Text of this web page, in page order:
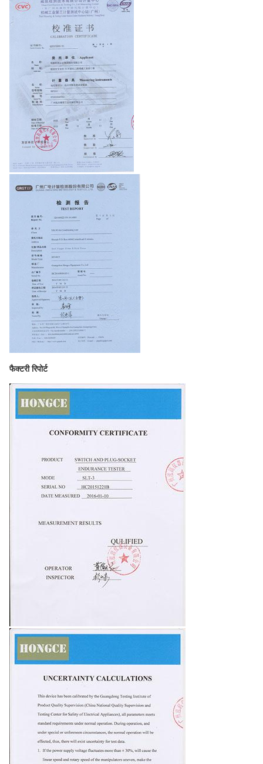
फैक्टरी रिपोर्ट